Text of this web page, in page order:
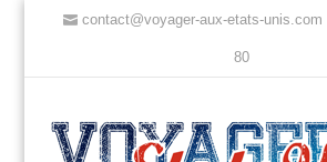
contact@voyager-aux-etats-unis.com
80